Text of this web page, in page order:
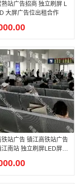
熟站广告招商 独立刷屏 L
大屏广告位出租合作
铁站广告 镇江高铁站广告
江南站 独立刷屏LED屏幕